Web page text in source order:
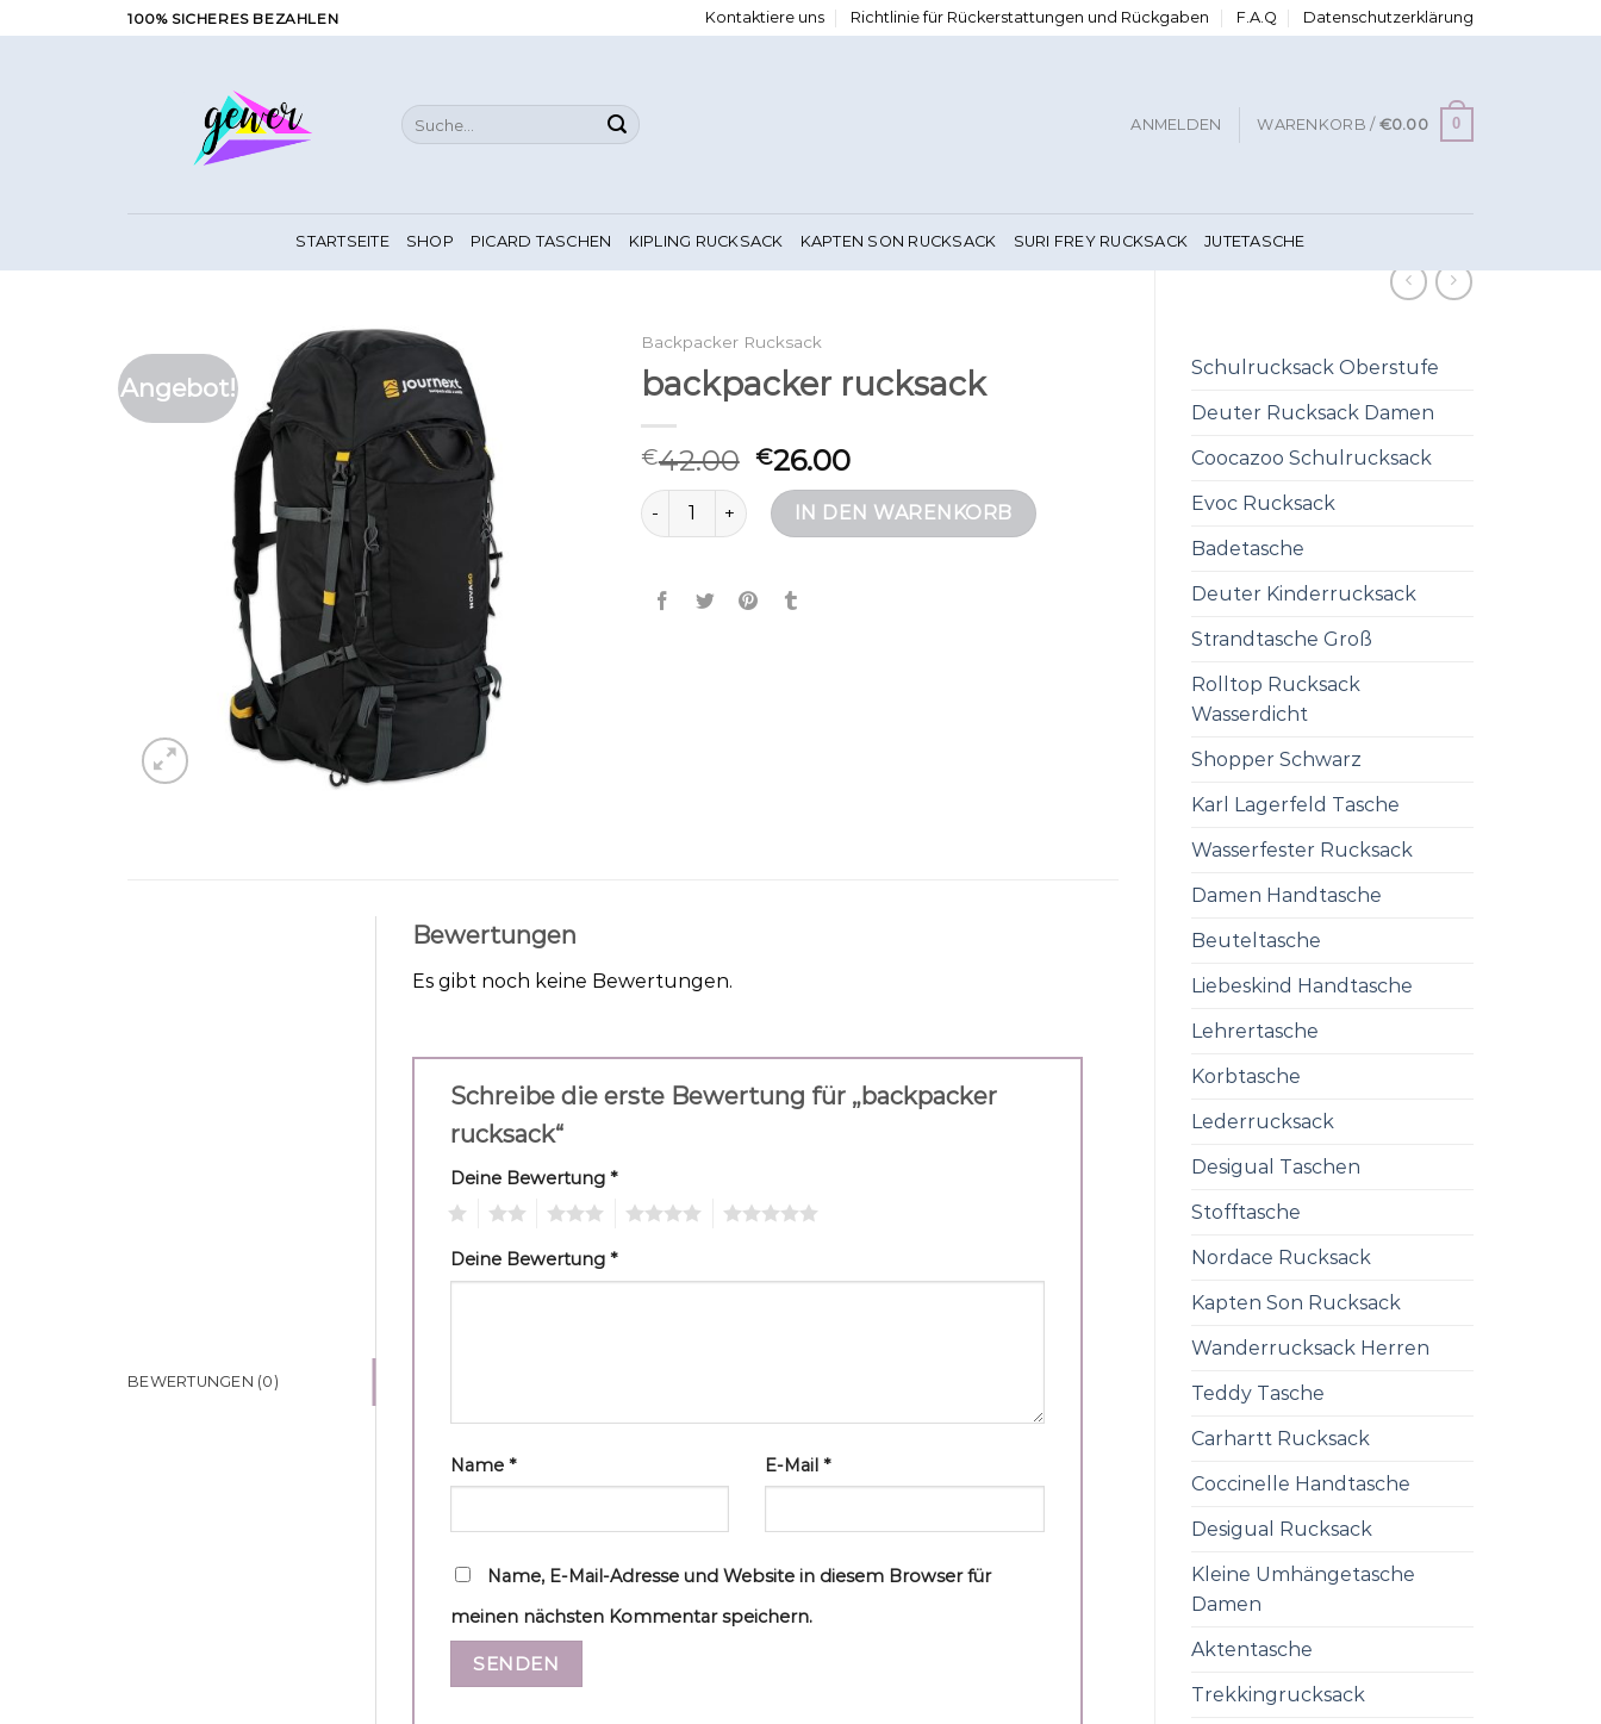
Inhalt
100% SICHERES BEZAHLEN Kontaktiere uns Richtlinie für Rückerstattungen und Rückgaben F.A.Q Datenschutzerklärung
Suche
nach:
ANMELDEN WARENKORB / €0.00 0
STARTSEITE SHOP PICARD TASCHEN KIPLING RUCKSACK KAPTEN SON RUCKSACK SURI FREY RUCKSACK JUTETASCHE
Schulrucksack Oberstufe
Deuter Rucksack Damen
Coocazoo Schulrucksack
Evoc Rucksack
Badetasche
Deuter Kinderrucksack
Strandtasche Groß
Rolltop Rucksack
Wasserdicht
Shopper Schwarz
Karl Lagerfeld Tasche
Wasserfester Rucksack
Damen Handtasche
Beuteltasche
Liebeskind Handtasche
Lehrertasche
Korbtasche
Lederrucksack
Desigual Taschen
Stofftasche
Nordace Rucksack
Kapten Son Rucksack
Wanderrucksack Herren
Teddy Tasche
Carhartt Rucksack
Coccinelle Handtasche
Desigual Rucksack
Kleine Umhängetasche
Damen
Aktentasche
Trekkingrucksack
Angebot!
Backpacker Rucksack
backpacker rucksack
€42.00 €26.00
backpacker rucksack MengeIN DEN WARENKORB
BEWERTUNGEN (0)
Bewertungen
Es gibt noch keine Bewertungen.
Schreibe die erste Bewertung für „backpacker
rucksack“
Deine Bewertung *
Deine Bewertung *
Name * E-Mail*
Name, E-Mail-Adresse und Website in diesem Browser für
meinen nächsten Kommentar speichern.